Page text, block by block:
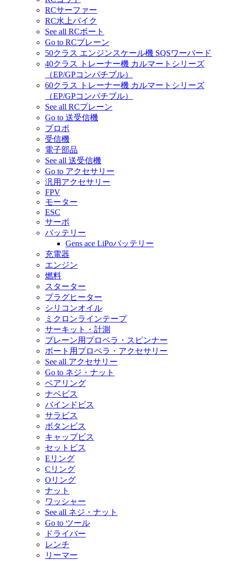
RCサーファー
RC水上バイク
See all RCボート
Go to RCプレーン
50クラス エンジンスケール機 SQSワーバード
40クラス トレーナー機 カルマートシリーズ
（EP/GPコンパチブル）
60クラス トレーナー機 カルマートシリーズ
（EP/GPコンパチブル）
See all RCプレーン
Go to 送受信機
プロポ
受信機
電子部品
See all 送受信機
Go to アクセサリー
汎用アクセサリー
FPV
モーター
ESC
サーボ
バッテリー
Gens ace LiPoバッテリー
充電器
エンジン
燃料
スターター
プラグヒーター
シリコンオイル
ミクロンラインテープ
サーキット・計測
プレーン用プロペラ・スピンナー
ボート用プロペラ・アクセサリー
See all アクセサリー
Go to ネジ・ナット
ベアリング
ナベビス
バインドビス
サラビス
ボタンビス
キャップビス
セットビス
Eリング
Cリング
Oリング
ナット
ワッシャー
See all ネジ・ナット
Go to ツール
ドライバー
レンチ
リーマー